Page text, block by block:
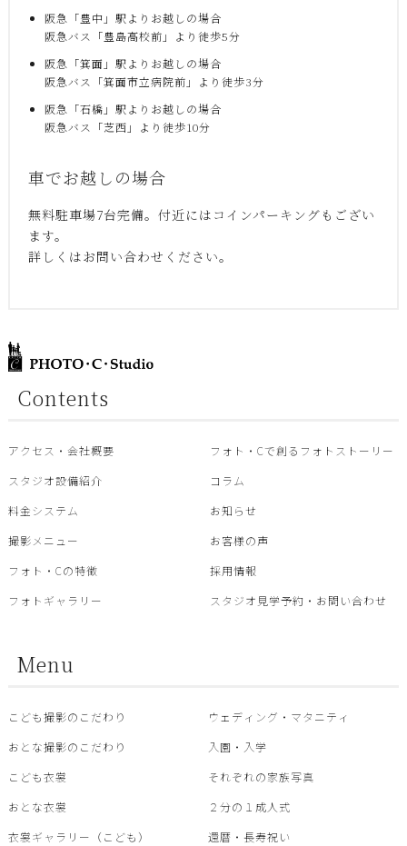
阪急「豊中」駅よりお越しの場合
阪急バス「豊島高校前」より徒歩5分
阪急「箕面」駅よりお越しの場合
阪急バス「箕面市立病院前」より徒歩3分
阪急「石橋」駅よりお越しの場合
阪急バス「芝西」より徒歩10分
車でお越しの場合
無料駐車場7台完備。付近にはコインパーキングもござい
ます。
詳しくはお問い合わせください。
Contents
アクセス・会社概要
スタジオ設備紹介
料金システム
撮影メニュー
フォト・Cの特徴
フォトギャラリー
フォト・Cで創るフォトストーリー
コラム
お知らせ
お客様の声
採用情報
スタジオ見学予約・お問い合わせ
Menu
こども撮影のこだわり
おとな撮影のこだわり
こども衣裳
おとな衣裳
衣裳ギャラリー（こども）
ウェディング・マタニティ
入園・入学
それぞれの家族写真
２分の１成人式
還暦・⾧寿祝い